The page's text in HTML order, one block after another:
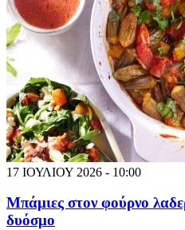
17 ΙΟΥΛΙΟΥ 2026 - 10:00
Μπάμιες στον φούρνο
δυόσμο